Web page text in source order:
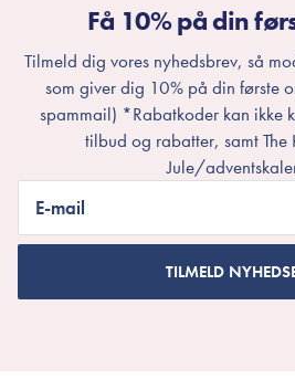
Få 10% på din
Tilmeld dig vores nyhedsbrev, så
som giver dig 10% på din første
spammail) *Rabatkoder kan ikke
tilbud og rabatter, samt The
Jule/
E-mail
TILMELD